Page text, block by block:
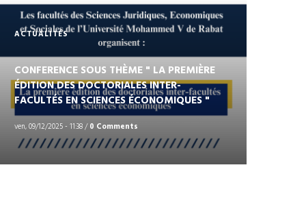
ACTUALITÉS
CONFERENCE SOUS THÈME " LA PREMIÈRE
ÉDITION DES DOCTORIALES INTER-
FACULTÉS EN SCIENCES ÉCONOMIQUES "
ven, 09/12/2025 - 11:38/0 Comments